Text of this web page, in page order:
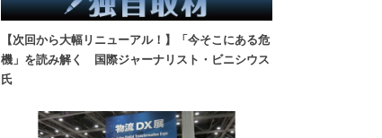
【次回から大幅リニューアル！】「今そこにある危
機」を読み解く 国際ジャーナリスト・ビニシウス
氏